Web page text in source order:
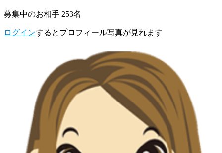
募集中のお相手 253名
ログインするとプロフィール写真が見れます